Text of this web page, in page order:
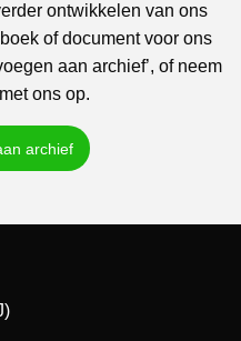
ontwikkelen van ons
of document voor ons
aan archief’, of neem
ons op.
archief